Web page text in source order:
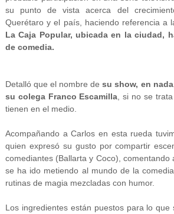
su punto de vista acerca del
Querétaro y el país, haciendo referencia a
La Caja Popular, ubicada en la ciudad,
de comedia.
Detalló que el nombre desu show, en
su colega Franco Escamilla , si no se
tienen en el medio.
Acompañando a Carlos en esta rueda
quien expresó su gusto por compartir
comediantes (Ballarta y Coco), comentando
se ha ido metiendo al mundo de la
rutinas de magia mezcladas con humor.
Los ingredientes están puestos para lo que